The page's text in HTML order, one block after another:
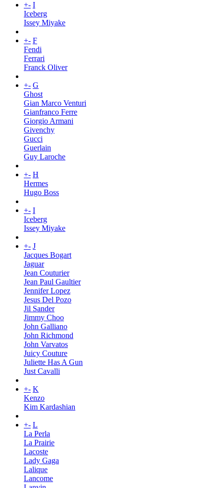
+- I
Iceberg
Issey Miyake
+- F
Fendi
Ferrari
Franck Oliver
+- G
Ghost
Gian Marco Venturi
Gianfranco Ferre
Giorgio Armani
Givenchy
Gucci
Guerlain
Guy Laroche
+- H
Hermes
Hugo Boss
+- I
Iceberg
Issey Miyake
+- J
Jacques Bogart
Jaguar
Jean Couturier
Jean Paul Gaultier
Jennifer Lopez
Jesus Del Pozo
Jil Sander
Jimmy Choo
John Galliano
John Richmond
John Varvatos
Juicy Couture
Juliette Has A Gun
Just Cavalli
+- K
Kenzo
Kim Kardashian
+- L
La Perla
La Prairie
Lacoste
Lady Gaga
Lalique
Lancome